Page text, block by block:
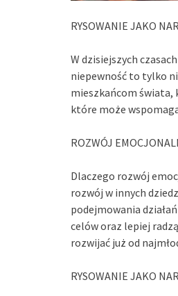
RYSOWANIE JAKO
W dzisiejszych
niepewność to tylko
mieszkańcom świata,
które może
ROZWÓJ
Dlaczego rozwój
rozwój w innych
podejmowania
celów oraz lepiej
rozwijać już od
RYSOWANIE JAKO